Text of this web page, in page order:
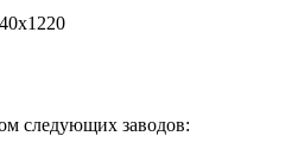
следующих заводов: